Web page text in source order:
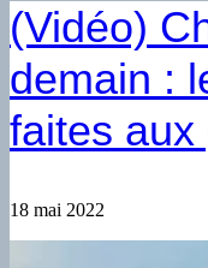
(Vidéo)
demain :
faites aux
18 mai 2022